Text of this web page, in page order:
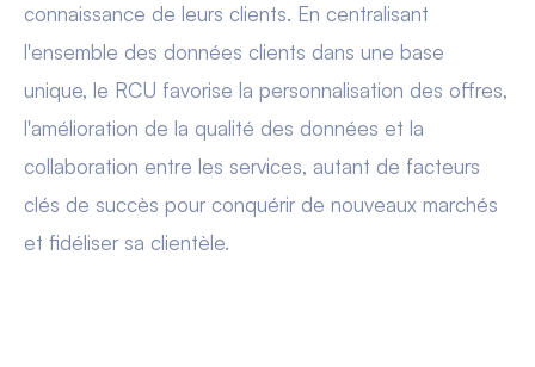
connaissance de leurs clients. En centralisant
l'ensemble des données clients dans une base
unique, le RCU favorise la personnalisation des offres,
l'amélioration de la qualité des données et la
collaboration entre les services, autant de facteurs
clés de succès pour conquérir de nouveaux marchés
et fidéliser sa clientèle.